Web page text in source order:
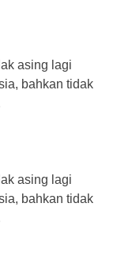
asing lagi
bahkan tidak
asing lagi
bahkan tidak